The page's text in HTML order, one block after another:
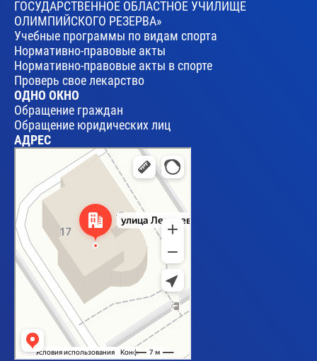
ГОСУДАРСТВЕННОЕ ОБЛАСТНОЕ УЧИЛИЩЕ
ОЛИМПИЙСКОГО РЕЗЕРВА»
Учебные программы по видам спорта
Нормативно-правовые акты
Нормативно-правовые акты в спорте
Проверь свое лекарство
ОДНО ОКНО
Обращение граждан
Обращение юридических лиц
АДРЕС
Брест
Улица Леваневского, 17 — Яндекс Карты